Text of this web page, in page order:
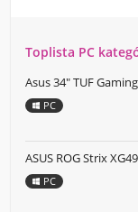
Toplista PC
Asus 34" TUF
PC
ASUS ROG Strix
PC